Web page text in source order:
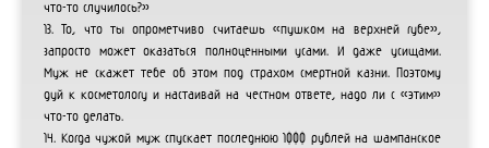
что-то случилось?»
13. То, что ты опрометчиво считаешь «пушком на верхней губе»,
запросто может оказаться полноценными усами. И даже усищами.
Муж не скажет тебе об этом под страхом смертной казни. Поэтому
дуй к косметологу и настаивай на честном ответе, надо ли с «этим»
что-то делать.
14. Когда чужой муж спускает последнюю 1000 рублей на шампанское